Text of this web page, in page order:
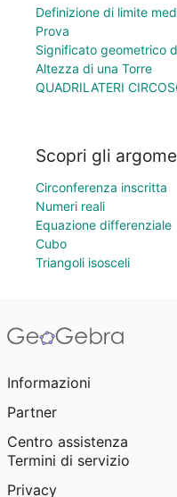
Definizione di limite
Prova
Significato geometrico
Altezza di una Torre
QUADRILATERI
Scopri gli
Circonferenza inscritta
Numeri reali
Equazione differenziale
Cubo
Triangoli isosceli
Informazioni
Partner
Centro assistenza
Termini di servizio
Privacy